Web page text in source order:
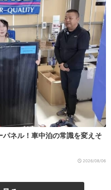
ネル！車中泊の常識を変えそ
2026/08/06